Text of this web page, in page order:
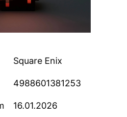
Square Enix
4988601381253
16.01.2026